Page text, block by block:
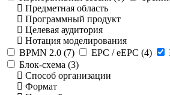
Предметная область
Программный продукт
Целевая аудитория
Нотация моделирования
BPMN 2.0 (7) EPC / eEPC (4)
Блок-схема (3)
Способ организации
Формат